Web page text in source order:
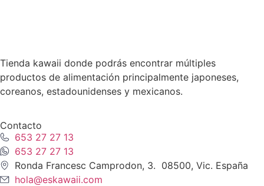
Tienda kawaii donde podrás encontrar múltiples
productos de alimentación principalmente japoneses,
coreanos, estadounidenses y mexicanos.
Contacto
653 27 27 13
653 27 27 13
Ronda Francesc Camprodon, 3. 08500, Vic. España
hola@eskawaii.com